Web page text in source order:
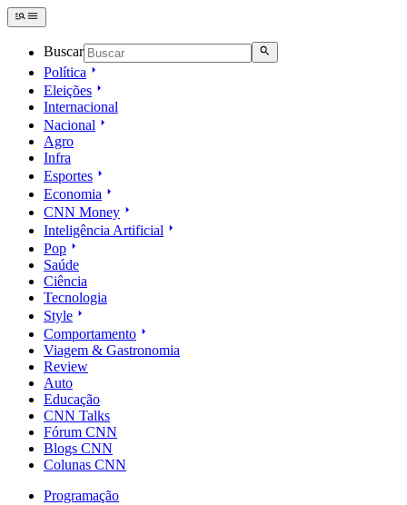
Buscar
Política
Eleições
Internacional
Nacional
Agro
Infra
Esportes
Economia
CNN Money
Inteligência Artificial
Pop
Saúde
Ciência
Tecnologia
Style
Comportamento
Viagem & Gastronomia
Review
Auto
Educação
CNN Talks
Fórum CNN
Blogs CNN
Colunas CNN
Programação